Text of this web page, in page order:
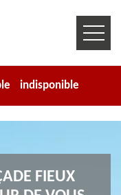
indisponible
FIEUX